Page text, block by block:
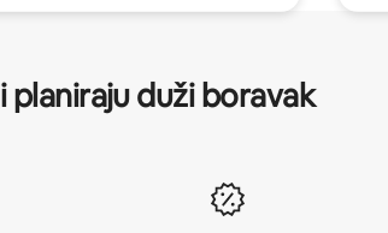
planiraju duži boravak